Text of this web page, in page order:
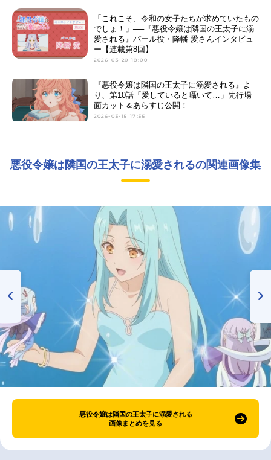
「これこそ、令和の女子たちが求めていたもの
でしょ！」──『悪役令嬢は隣国の王太子に溺
愛される』パール役・降幡 愛さんインタビュ
ー【連載第8回】
2026-03-20 18:00
『悪役令嬢は隣国の王太子に溺愛される』よ
り、第10話「愛していると囁いて…」先行場
面カット＆あらすじ公開！
2026-03-15 17:55
悪役令嬢は隣国の王太子に溺愛されるの関連画像集
悪役令嬢は隣国の王太子に溺愛される
画像まとめを見る